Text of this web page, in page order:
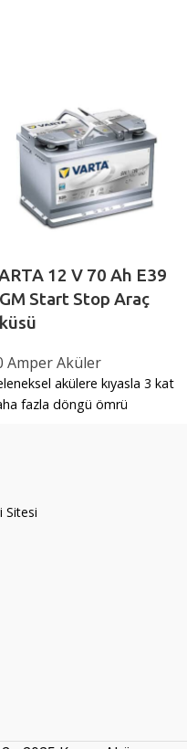
12 V 70 Ah E39
Start Stop Araç
Amper Aküler
akülere kıyasla 3 kat
fazla döngü ömrü
Sitesi